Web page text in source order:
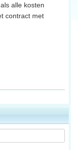
alle kosten
contract met